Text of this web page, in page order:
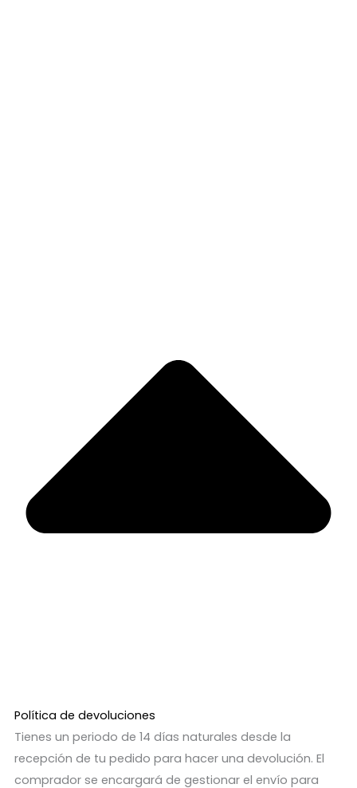
Política de devoluciones
Tienes un periodo de 14 días naturales desde la
recepción de tu pedido para hacer una devolución. El
comprador se encargará de gestionar el envío para